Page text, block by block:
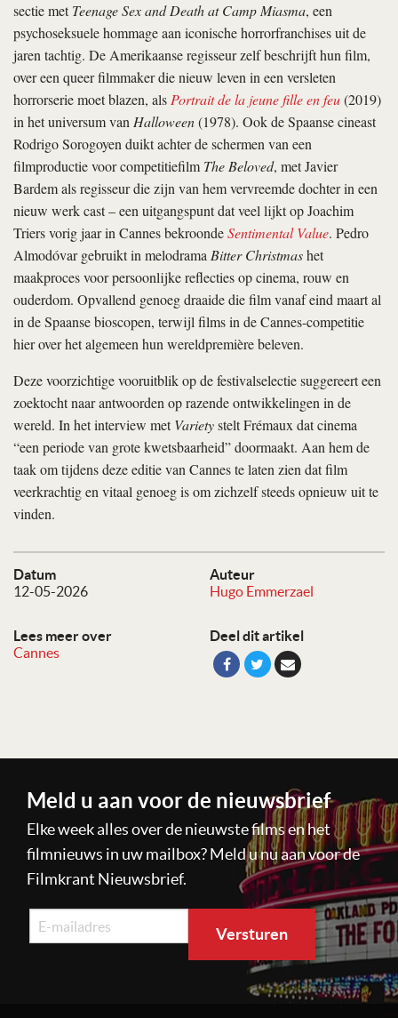
Datum
12-05-2026
Auteur
Hugo Emmerzael
Lees meer over
Cannes
Deel dit artikel
sectie metTeenage Sex and Death at Camp Miasma, een
psychoseksuele hommage aan iconische horrorfranchises uit de
jaren tachtig. De Amerikaanse regisseur zelf beschrijft hun film,
over een queer filmmaker die nieuw leven in een versleten
horrorserie moet blazen, alsPortrait de la jeune fille en feu(2019)
in het universum vanHalloween(1978). Ook de Spaanse cineast
Rodrigo Sorogoyen duikt achter de schermen van een
filmproductie voor competitiefilm The Beloved, met Javier
Bardem als regisseur die zijn van hem vervreemde dochter in een
nieuw werk cast – een uitgangspunt dat veel lijkt op Joachim
Triers vorig jaar in Cannes bekroondeSentimental Value. Pedro
Almodóvar gebruikt in melodramaBitter Christmashet
maakproces voor persoonlijke reflecties op cinema, rouw en
ouderdom. Opvallend genoeg draaide die film vanaf eind maart al
in de Spaanse bioscopen, terwijl films in de Cannes-competitie
hier over het algemeen hun wereldpremière beleven.
Deze voorzichtige vooruitblik op de festivalselectie suggereert een
zoektocht naar antwoorden op razende ontwikkelingen in de
wereld. In het interview metVarietystelt Frémaux dat cinema
“een periode van grote kwetsbaarheid” doormaakt. Aan hem de
taak om tijdens deze editie van Cannes te laten zien dat film
veerkrachtig en vitaal genoeg is om zichzelf steeds opnieuw uit te
vinden.
Meld u aan voor de nieuwsbrief
Elke week alles over de nieuwste films en het
filmnieuws in uw mailbox? Meld u nu aan voor de
Filmkrant Nieuwsbrief.